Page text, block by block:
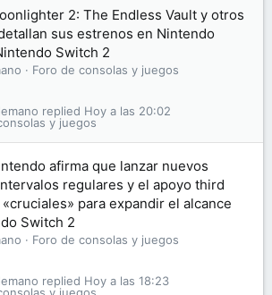
2: The Endless Vault y otros
sus estrenos en Nintendo
Switch 2
Foro de consolas y juegos
y juegos
Hoy a las 20:02
afirma que lanzar nuevos
regulares y el apoyo third
para expandir el alcance
Switch 2
Foro de consolas y juegos
Hoy a las 18:23